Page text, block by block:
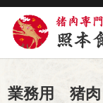
業務用 猪